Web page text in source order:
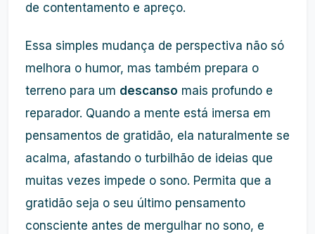
de contentamento e apreço.
Essa simples mudança de perspectiva não só
melhora o humor, mas também prepara o
terreno para um descanso mais profundo e
reparador. Quando a mente está imersa em
pensamentos de gratidão, ela naturalmente se
acalma, afastando o turbilhão de ideias que
muitas vezes impede o sono. Permita que a
gratidão seja o seu último pensamento
consciente antes de mergulhar no sono, e